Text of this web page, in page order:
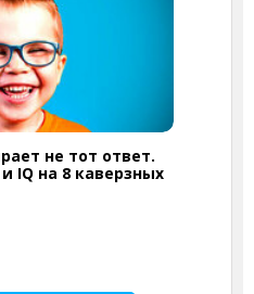
не тот ответ.
IQ на 8 каверзных